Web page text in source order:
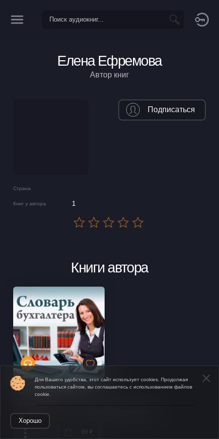
Елена Ефремова
Автор книг
Страна
Книг у автора 1
Подписаться
Книги автора
Словарь бухгалтера
99 ₽
Для Вашего удобства, этот сайт использует cookies. Продолжая
пользоваться сайтом, вы соглашаетесь с использованием файлов
cookie.
Хорошо